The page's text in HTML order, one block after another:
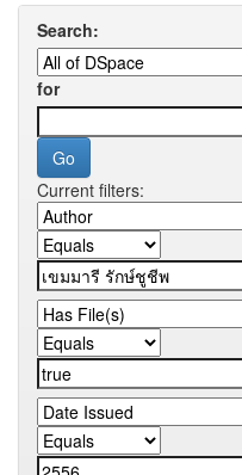
Search:
for
Current filters: